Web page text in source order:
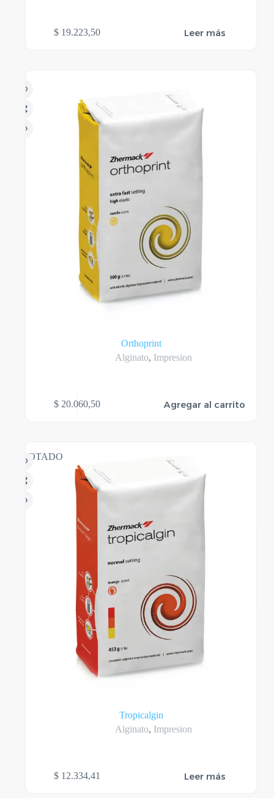
$ 19.223,50 Leer más
Orthoprint
Alginato, Impresion
$ 20.060,50 Agregar al carrito
AGOTADO
Tropicalgin
Alginato, Impresion
$ 12.334,41 Leer más